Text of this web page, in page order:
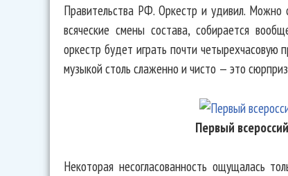
Правительства РФ. Оркестр и удивил. Можно
всяческие смены состава, собирается
оркестр будет играть почти четырехчасовую
музыкой столь слаженно и чисто — это
Первый
Некоторая несогласованность ощущалась